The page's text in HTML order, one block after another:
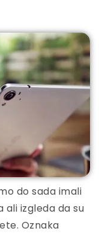
do sada imali
izgleda da su
Oznaka